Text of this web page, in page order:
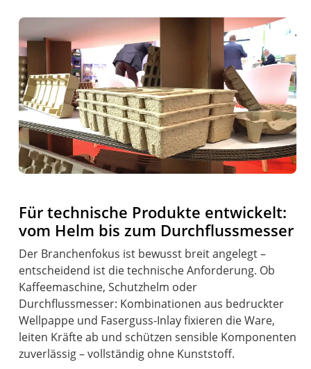
Für technische Produkte entwickelt:
vom Helm bis zum Durchflussmesser
Der Branchenfokus ist bewusst breit angelegt –
entscheidend ist die technische Anforderung. Ob
Kaffeemaschine, Schutzhelm oder
Durchflussmesser: Kombinationen aus bedruckter
Wellpappe und Faserguss-Inlay fixieren die Ware,
leiten Kräfte ab und schützen sensible Komponenten
zuverlässig – vollständig ohne Kunststoff.